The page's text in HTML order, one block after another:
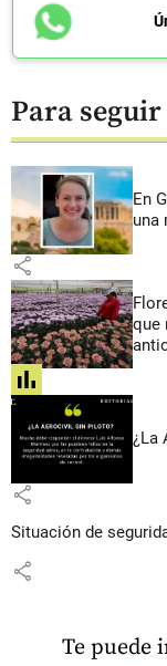
Para
En
una
share
que
share
¿La
share
Situación de
share
Te puede